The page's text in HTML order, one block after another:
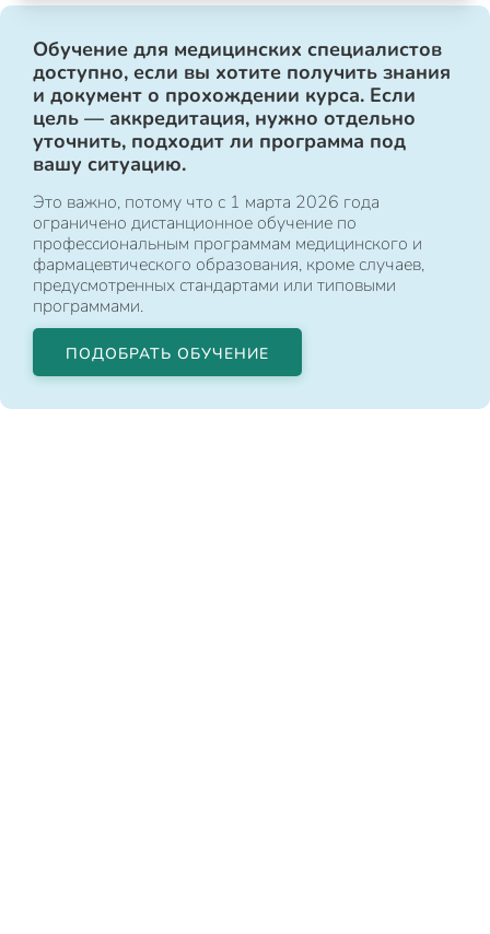
Обучение для медицинских специалистов
доступно, если вы хотите получить знания
и документ о прохождении курса. Если
цель — аккредитация, нужно отдельно
уточнить, подходит ли программа под
вашу ситуацию.
Это важно, потому что с 1 марта 2026 года
ограничено дистанционное обучение по
профессиональным программам медицинского и
фармацевтического образования, кроме случаев,
предусмотренных стандартами или типовыми
программами.
ПОДОБРАТЬ ОБУЧЕНИЕ